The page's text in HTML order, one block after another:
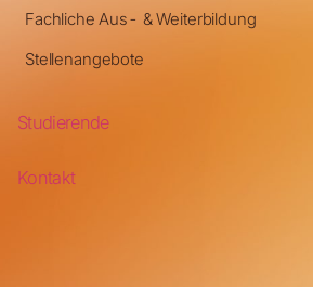
Fachliche Aus- & Weiterbildung
Stellenangebote
Studierende
Kontakt